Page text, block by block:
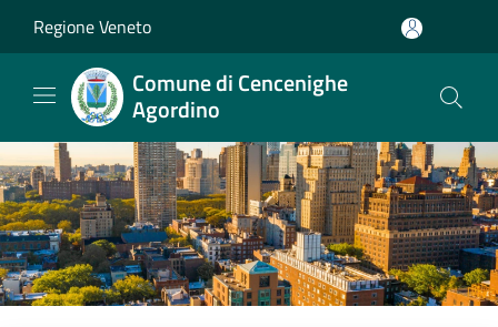
Regione Veneto
Comune di Cencenighe
Agordino